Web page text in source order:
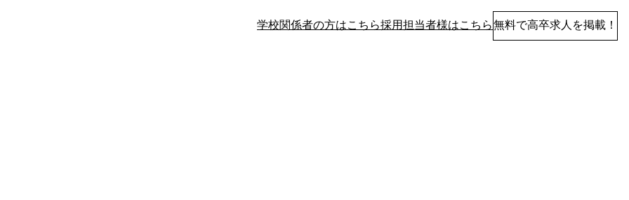
学校関係者の方はこちら採用担当者様はこちら無料で高卒求人を掲載！